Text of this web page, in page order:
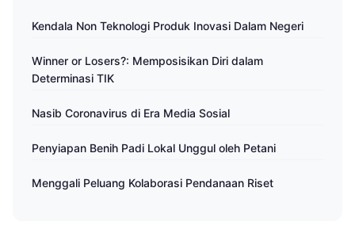
Kendala Non Teknologi Produk Inovasi Dalam Negeri
Winner or Losers?: Memposisikan Diri dalam
Determinasi TIK
Nasib Coronavirus di Era Media Sosial
Penyiapan Benih Padi Lokal Unggul oleh Petani
Menggali Peluang Kolaborasi Pendanaan Riset